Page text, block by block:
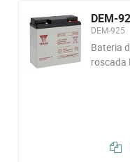
DEM-
DEM-925
Bateria
roscada